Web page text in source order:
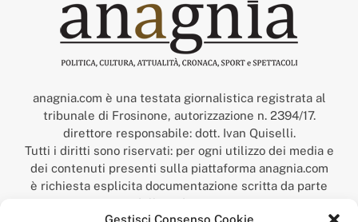
Gestisci Consenso Cookie
anagnia.com è una testata giornalistica registrata al
tribunale di Frosinone, autorizzazione n. 2394/17.
direttore responsabile: dott. Ivan Quiselli.
Tutti i diritti sono riservati: per ogni utilizzo dei media e
dei contenuti presenti sulla piattaforma anagnia.com
è richiesta esplicita documentazione scritta da parte
della redazione.